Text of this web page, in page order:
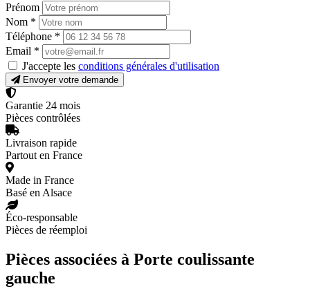
Prénom
Nom *
Téléphone *
Email *
J'accepte les conditions générales d'utilisation
Envoyer votre demande
Garantie 24 mois
Pièces contrôlées
Livraison rapide
Partout en France
Made in France
Basé en Alsace
Éco-responsable
Pièces de réemploi
Pièces associées à Porte coulissante
gauche